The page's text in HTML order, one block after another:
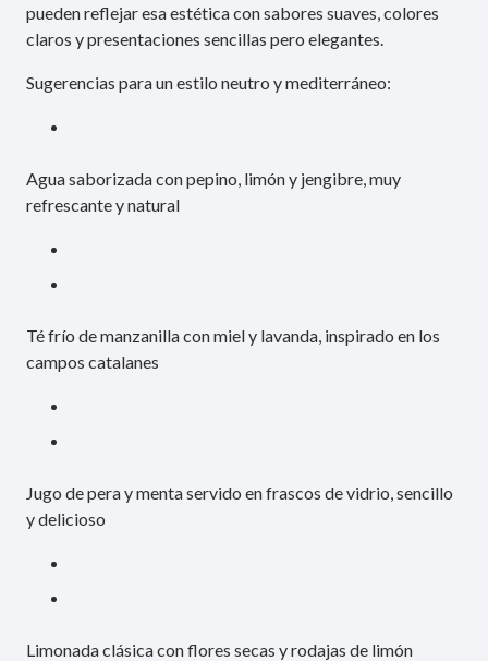
pueden reflejar esa estética con sabores suaves, colores
claros y presentaciones sencillas pero elegantes.
Sugerencias para un estilo neutro y mediterráneo:
Agua saborizada con pepino, limón y jengibre, muy
refrescante y natural
Té frío de manzanilla con miel y lavanda, inspirado en los
campos catalanes
Jugo de pera y menta servido en frascos de vidrio, sencillo
y delicioso
Limonada clásica con flores secas y rodajas de limón